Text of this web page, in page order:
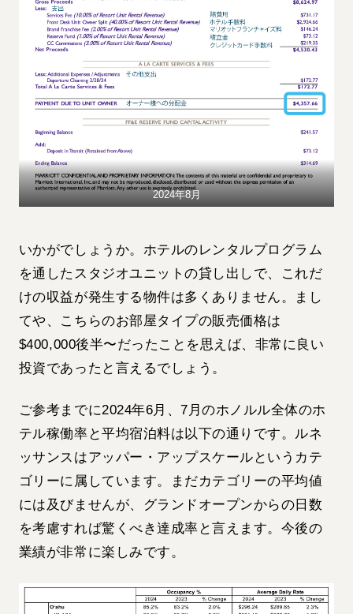
2024年8月
いかがでしょうか。ホテルのレンタルプログラム
を通したスタジオユニットの貸し出しで、これだ
けの収益が発生する物件は多くありません。まし
てや、こちらのお部屋タイプの販売価格は
$400,000後半〜だったことを思えば、非常に良い
投資であったと言えるでしょう。
ご参考までに2024年6月、7月のホノルル全体のホ
テル稼働率と平均宿泊料は以下の通りです。ルネ
ッサンスはアッパー・アップスケールというカテ
ゴリーに属しています。まだカテゴリーの平均値
には及びませんが、グランドオープンからの日数
を考慮すれば驚くべき達成率と言えます。今後の
業績が非常に楽しみです。